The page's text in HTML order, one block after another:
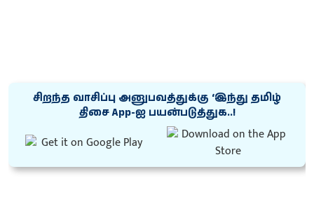
சிறந்த வாசிப்பு அனுபவத்துக்கு ‘இந்து தமிழ்
திசை App-ஐ பயன்படுத்துக..!